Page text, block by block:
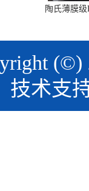
陶氏薄膜级
技术支